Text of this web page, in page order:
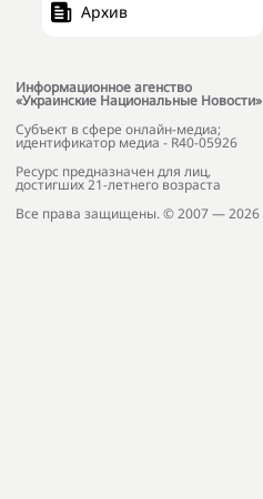
Архив
Информационное агенство
«Украинские Национальные Новости»
Субъект в сфере онлайн-медиа;
идентификатор медиа - R40-05926
Ресурс предназначен для лиц,
достигших 21-летнего возраста
Все права защищены. © 2007 — 2026